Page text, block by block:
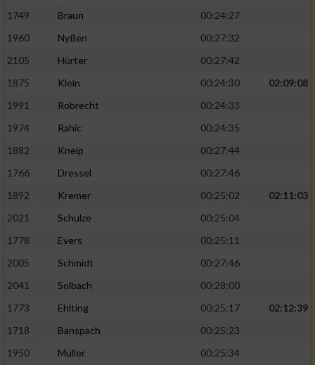
1749
Braun
00:24:27
1960
Nyßen
00:27:32
2105
Hürter
00:27:42
1875
Klein 00:24:30
02:09:08
1991
Robrecht
00:24:33
1974
Rahic
00:24:35
1882
Kneip
00:27:44
1766
Dressel
00:27:46
1892
Kremer 00:25:02
02:11:03
2021
Schulze
00:25:04
1778
Evers
00:25:11
2005
Schmidt
00:27:46
2041
Solbach
00:28:00
1773
Ehlting 00:25:17
02:12:39
1718
Banspach
00:25:23
1950
Müller
00:25:34